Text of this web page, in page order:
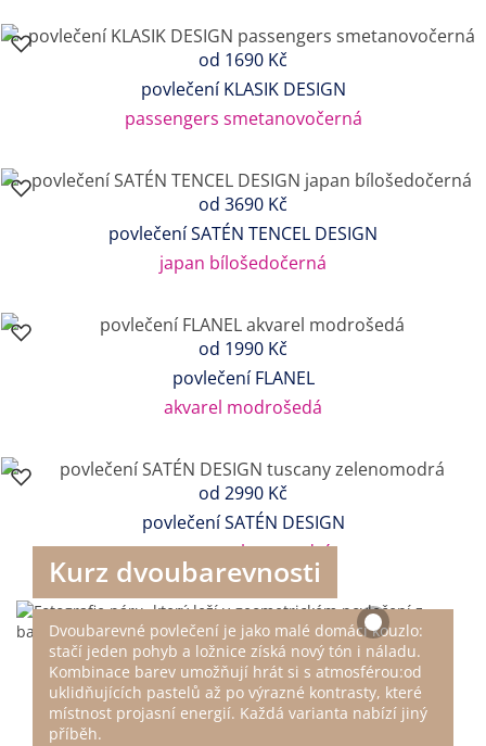
od 1690 Kč
povlečení KLASIK DESIGN
passengers smetanovočerná
od 3690 Kč
povlečení SATÉN TENCEL DESIGN
japan bílošedočerná
od 1990 Kč
povlečení FLANEL
akvarel modrošedá
od 2990 Kč
povlečení SATÉN DESIGN
tuscany zelenomodrá
Kurz dvoubarevnosti
Dvoubarevné povlečení je jako malé domácí kouzlo:
stačí jeden pohyb a ložnice získá nový tón i náladu.
Kombinace barev umožňují hrát si s atmosférou:od
uklidňujících pastelů až po výrazné kontrasty, které
místnost projasní energií. Každá varianta nabízí jiný
příběh.